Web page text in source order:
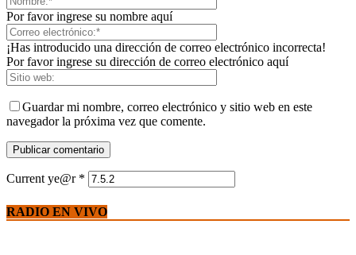
Por favor ingrese su nombre aquí
¡Has introducido una dirección de correo electrónico incorrecta!
Por favor ingrese su dirección de correo electrónico aquí
Guardar mi nombre, correo electrónico y sitio web en este
navegador la próxima vez que comente.
Current ye@r *
RADIO EN VIVO